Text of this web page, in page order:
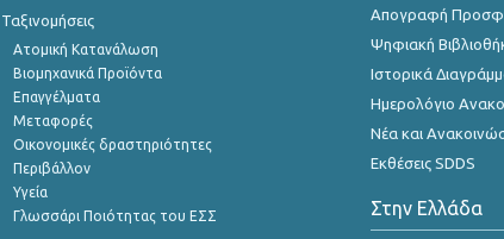
Ταξινομήσεις
Ατομική Κατανάλωση
Βιομηχανικά Προϊόντα
Επαγγέλματα
Μεταφορές
Οικονομικές δραστηριότητες
Περιβάλλον
Υγεία
Γλωσσάρι Ποιότητας του ΕΣΣ
Απογραφή
Ψηφιακή
Ιστορικά
Ημερολόγιο
Νέα και
Εκθέσεις SDDS
Στην Ελλάδα